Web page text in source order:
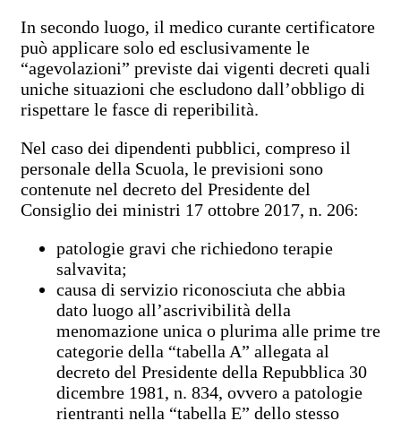
In secondo luogo, il medico curante certificatore
può applicare solo ed esclusivamente le
“agevolazioni” previste dai vigenti decreti quali
uniche situazioni che escludono dall’obbligo di
rispettare le fasce di reperibilità.
Nel caso dei dipendenti pubblici, compreso il
personale della Scuola, le previsioni sono
contenute nel decreto del Presidente del
Consiglio dei ministri 17 ottobre 2017, n. 206:
patologie gravi che richiedono terapie
salvavita;
causa di servizio riconosciuta che abbia
dato luogo all’ascrivibilità della
menomazione unica o plurima alle prime tre
categorie della “tabella A” allegata al
decreto del Presidente della Repubblica 30
dicembre 1981, n. 834, ovvero a patologie
rientranti nella “tabella E” dello stesso